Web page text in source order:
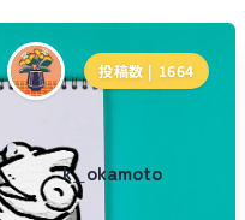
投稿数 | 1664
k_okamoto